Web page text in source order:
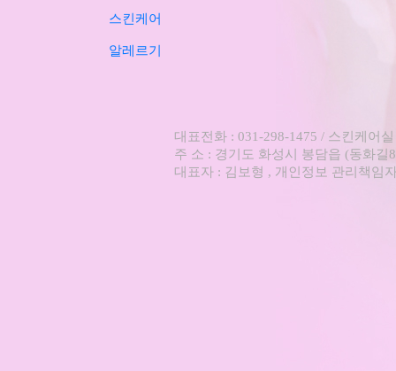
스킨케어
알레르기
대표전화 : 031-298-1475 / 스킨케어
주 소 : 경기도 화성시 봉담읍 (동화길
대표자 : 김보형 , 개인정보 관리책임